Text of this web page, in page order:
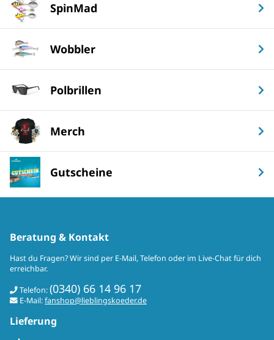
SpinMad
Wobbler
Polbrillen
Merch
Gutscheine
Beratung & Kontakt
Hast du Fragen? Wir sind per E-Mail, Telefon oder im Live-Chat für dich
erreichbar.
Telefon:(0340) 66 14 96 17
E-Mail:fanshop@lieblingskoeder.de
Lieferung